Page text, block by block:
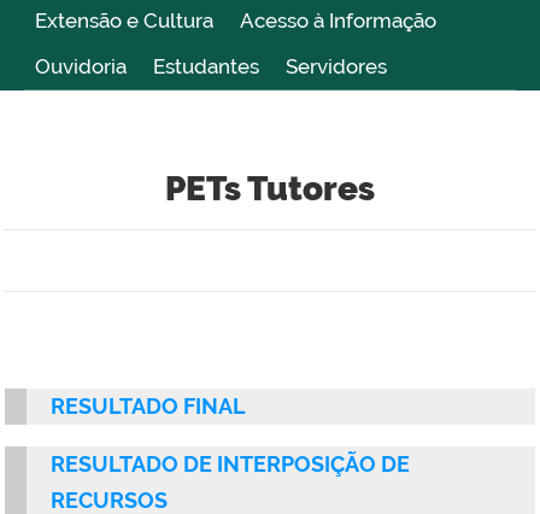
Extensão e Cultura
Acesso à Informação
Ouvidoria
Estudantes Servidores
PETs Tutores
RESULTADO FINAL
RESULTADO DE INTERPOSIÇÃO DE
RECURSOS